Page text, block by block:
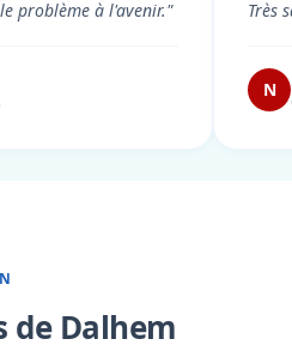
problème à l'avenir."
Très
N
de Dalhem